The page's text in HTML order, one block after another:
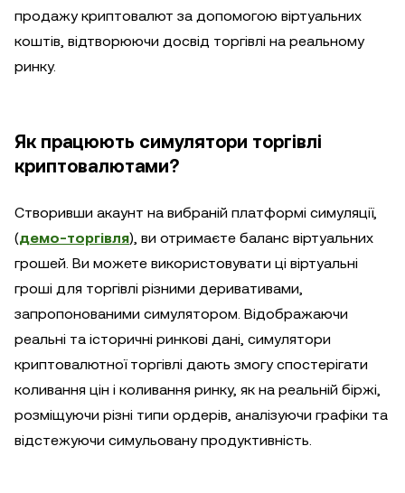
продажу криптовалют за допомогою віртуальних
коштів, відтворюючи досвід торгівлі на реальному
ринку.
Як працюють симулятори торгівлі
криптовалютами?
Створивши акаунт на вибраній платформі симуляції,
(демо-торгівля), ви отримаєте баланс віртуальних
грошей. Ви можете використовувати ці віртуальні
гроші для торгівлі різними деривативами,
запропонованими симулятором. Відображаючи
реальні та історичні ринкові дані, симулятори
криптовалютної торгівлі дають змогу спостерігати
коливання цін і коливання ринку, як на реальній біржі,
розміщуючи різні типи ордерів, аналізуючи графіки та
відстежуючи симульовану продуктивність.